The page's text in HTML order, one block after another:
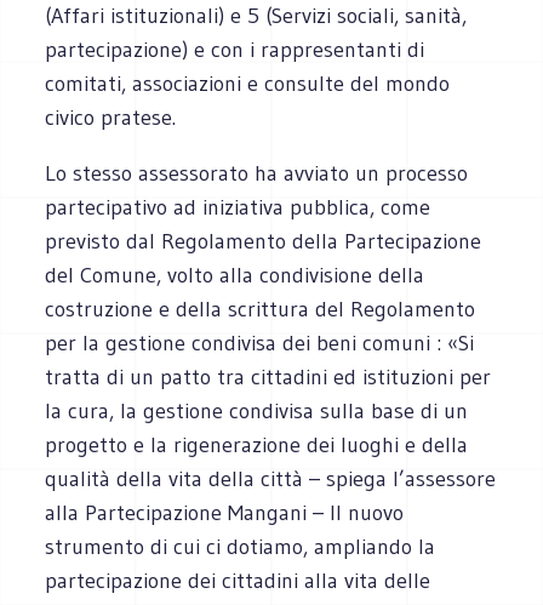
(Affari istituzionali) e 5 (Servizi sociali, sanità,
partecipazione) e con i rappresentanti di
comitati, associazioni e consulte del mondo
civico pratese.
Lo stesso assessorato ha avviato un processo
partecipativo ad iniziativa pubblica, come
previsto dal Regolamento della Partecipazione
del Comune, volto alla condivisione della
costruzione e della scrittura del Regolamento
per la gestione condivisa dei beni comuni : «Si
tratta di un patto tra cittadini ed istituzioni per
la cura, la gestione condivisa sulla base di un
progetto e la rigenerazione dei luoghi e della
qualità della vita della città – spiega l’assessore
alla Partecipazione Mangani – Il nuovo
strumento di cui ci dotiamo, ampliando la
partecipazione dei cittadini alla vita delle